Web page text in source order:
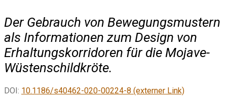
Der Gebrauch von Bewegungsmustern
als Informationen zum Design von
Erhaltungskorridoren für die Mojave-
Wüstenschildkröte.
DOI: 10.1186/s40462-020-00224-8 (externer Link)